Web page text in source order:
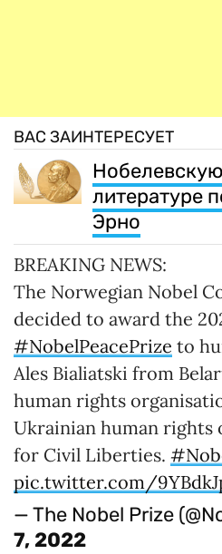
ВАС ЗАИНТЕРЕСУЕТ
литературе
Эрно
BREAKING NEWS:
The Norwegian Nobel
decided to award the
#NobelPeacePrize to
Ales Bialiatski from
human rights
Ukrainian human rights
for Civil Liberties.
pic.twitter.com/
— The Nobel Prize
7, 2022